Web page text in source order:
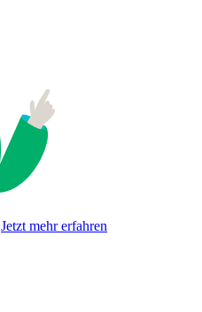
Jetzt mehr erfahren